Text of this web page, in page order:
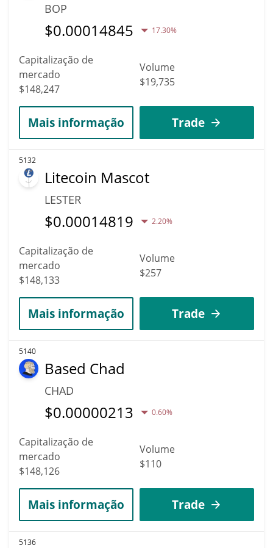
BOP
$0.00014845 17.30%
Capitalização de
mercado
$148,247
Volume
$19,735
Mais informação Trade
5132
Litecoin Mascot
LESTER
$0.00014819 2.20%
Capitalização de
mercado
$148,133
Volume
$257
Mais informação Trade
5140
Based Chad
CHAD
$0.00000213 0.60%
Capitalização de
mercado
$148,126
Volume
$110
Mais informação Trade
5136